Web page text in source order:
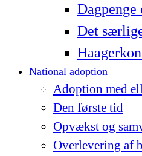
Det
National adoption
Adoption med
Den første tid
Opvækst og
Overlevering af